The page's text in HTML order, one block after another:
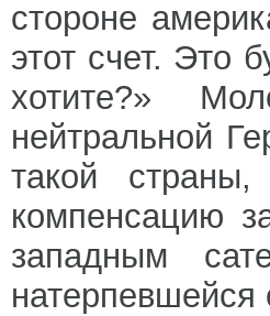
стороне
этот счет. Это
хотите?»
нейтральной
такой
компенсацию
западным
натерпевшейся